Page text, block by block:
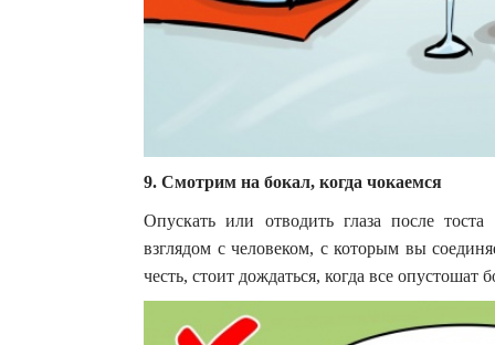
9. Смотрим на бокал, когда чокаемся
Опускать или отводить глаза после
взглядом с человеком, с которым вы
честь, стоит дождаться, когда все